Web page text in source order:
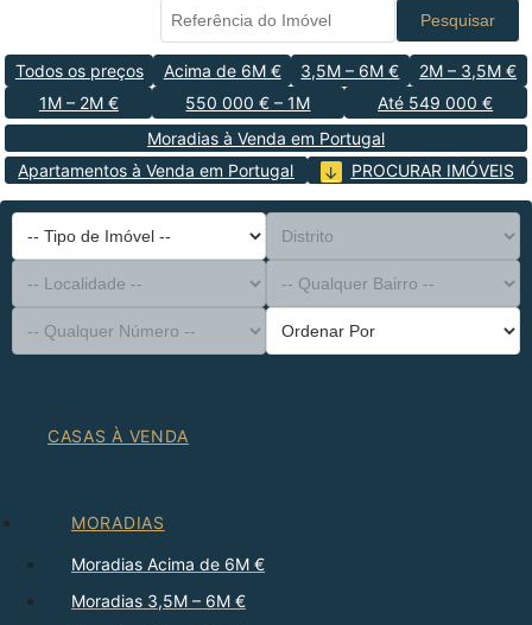
Pesquisar
Todos os preços Acima de 6M € 3,5M – 6M €
2M – 3,5M €
1M – 2M €
550 000 € – 1M
Até 549 000 €
Moradias à Venda em Portugal
Apartamentos à Venda em Portugal
PROCURAR IMÓVEIS
-- Tipo de Imóvel --
Distrito
-- Localidade --
-- Qualquer Bairro --
-- Qualquer Número --
Ordenar Por
CASAS À VENDA
MORADIAS
Moradias Acima de 6M €
Moradias 3,5M – 6M €